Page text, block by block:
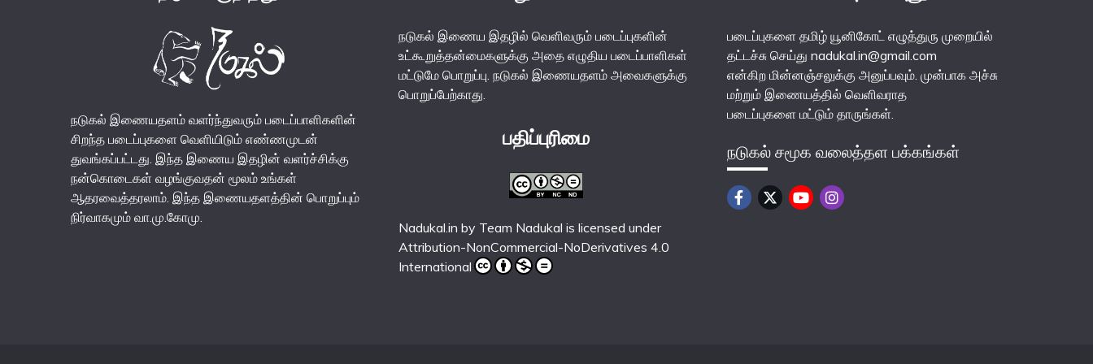
நடுகல் இணையதளம் வளர்ந்துவரும் படைப்பாளிகளின்
சிறந்த படைப்புகளை வெளியிடும் எண்ணமுடன்
துவங்கப்பட்டது. இந்த இணைய இதழின் வளர்ச்சிக்கு
நன்கொடைகள் வழங்குவதன் மூலம் உங்கள்
ஆதரவைத்தரலாம். இந்த இணையதளத்தின் பொறுப்பும்
நிர்வாகமும் வா.மு.கோமு.
நடுகல் இணைய இதழில் வெளிவரும் படைப்புகளின்
உட்கூறுத்தன்மைகளுக்கு அதை எழுதிய படைப்பாளிகள்
மட்டுமே பொறுப்பு. நடுகல் இணையதளம் அவைகளுக்கு
பொறுப்பேற்காது.
பதிப்புரிமை
Nadukal.in by Team Nadukal is licensed under
Attribution-NonCommercial-NoDerivatives 4.0
International
படைப்புகளை தமிழ் யூனிகோட் எழுத்துரு முறையில்
தட்டச்சு செய்து nadukal.in@gmail.com
என்கிற மின்னஞ்சலுக்கு அனுப்பவும். முன்பாக அச்சு
மற்றும் இணையத்தில் வெளிவராத
படைப்புகளை மட்டும் தாருங்கள்.
நடுகல் சமூக வலைத்தள பக்கங்கள்